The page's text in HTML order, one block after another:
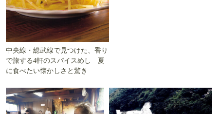
中央線・総武線で見つけた、香り
で旅する4軒のスパイスめし 夏
に食べたい懐かしさと驚き